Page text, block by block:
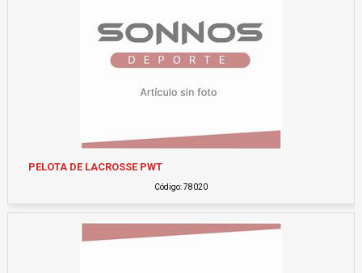
PELOTA DE LACROSSE PWT
Código: 78020